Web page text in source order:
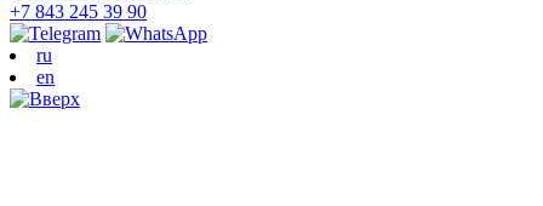
+7 843 245 39 90
ru
en